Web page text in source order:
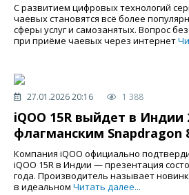
С развитием цифровых технологий
чаевых становятся всё более
сферы услуг и самозанятых. Вопрос
при приёме чаевых через интернет
27.01.2026 20:16 1 388
iQOO 15R выйдет в Индии
флагманским Snapdragon
Компания iQOO официально
iQOO 15R в Индии — презентация
года. Производитель называет
в идеальном Читать далее...